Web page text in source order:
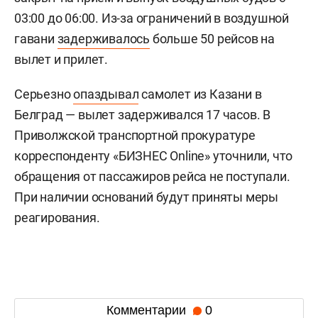
03:00 до 06:00. Из-за ограничений в воздушной
гавани задерживалось больше 50 рейсов на
вылет и прилет.
Серьезноопаздывалсамолет из Казани в
Белград — вылет задерживался 17 часов. В
Приволжской транспортной прокуратуре
корреспонденту «БИЗНЕС Online» уточнили, что
обращения от пассажиров рейса не поступали.
При наличии оснований будут приняты меры
реагирования.
Комментарии 0